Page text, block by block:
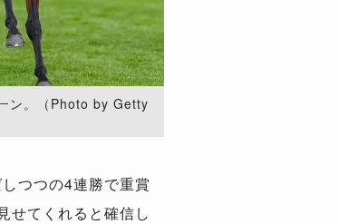
ン。（Photo by Getty
つつの4連勝で重賞
せてくれると確信し